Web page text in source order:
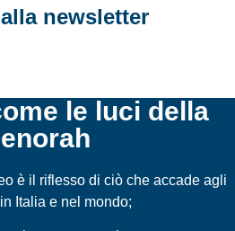
newsletter
le luci della
è il riflesso di ciò che accade agli
Italia e nel mondo;